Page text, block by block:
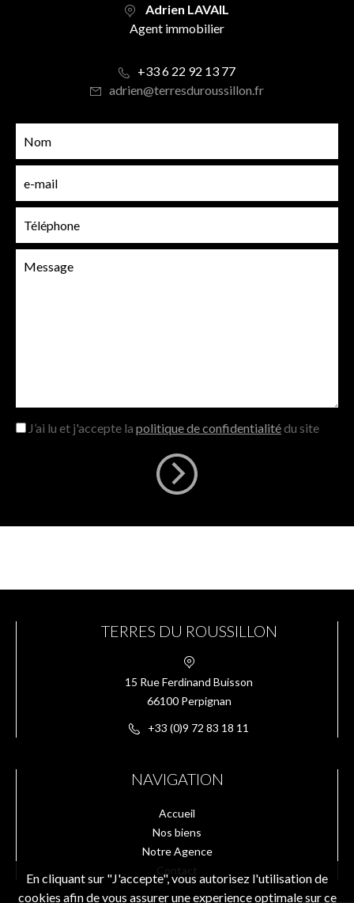
Adrien LAVAIL
Agent immobilier
+33 6 22 92 13 77
adrien@terresduroussillon.fr
J’ai lu et j'accepte la politique de confidentialitédu site
TERRES DU ROUSSILLON
15 Rue Ferdinand Buisson
66100 Perpignan
+33 (0)9 72 83 18 11
NAVIGATION
Accueil
Nos biens
Notre Agence
Contact
En cliquant sur "J'accepte", vous autorisez l'utilisation de
cookies afin de vous assurer une experience optimale sur ce